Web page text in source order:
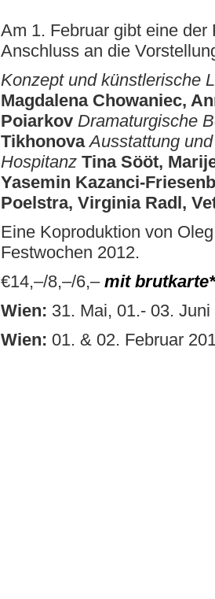
Am 1. Februar gibt eine
Anschluss an die
Konzept und künstlerische
Magdalena Chowaniec,
Poiarkov Dramaturgische
Tikhonova Ausstattung
Hospitanz Tina Sööt,
Yasemin Kazanci-
Poelstra, Virginia Radl,
Eine Koproduktion von
Festwochen 2012.
€14,–/8,–/6,– mit brutkarte*
Wien: 31. Mai, 01.- 03.
Wien: 01. & 02. Februar